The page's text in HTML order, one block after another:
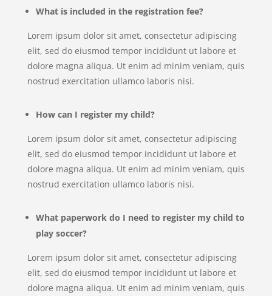
What is included in the registration fee?
Lorem ipsum dolor sit amet, consectetur adipiscing
elit, sed do eiusmod tempor incididunt ut labore et
dolore magna aliqua. Ut enim ad minim veniam, quis
nostrud exercitation ullamco laboris nisi.
How can I register my child?
Lorem ipsum dolor sit amet, consectetur adipiscing
elit, sed do eiusmod tempor incididunt ut labore et
dolore magna aliqua. Ut enim ad minim veniam, quis
nostrud exercitation ullamco laboris nisi.
What paperwork do I need to register my child to
play soccer?
Lorem ipsum dolor sit amet, consectetur adipiscing
elit, sed do eiusmod tempor incididunt ut labore et
dolore magna aliqua. Ut enim ad minim veniam, quis